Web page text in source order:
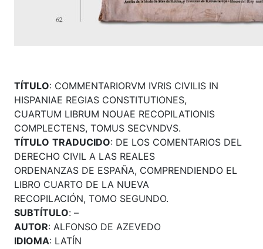
TÍTULO: COMMENTARIORVM IVRIS CIVILIS IN
HISPANIAE REGIAS CONSTITUTIONES,
CUARTUM LIBRUM NOUAE RECOPILATIONIS
COMPLECTENS, TOMUS SECVNDVS.
TÍTULO TRADUCIDO: DE LOS COMENTARIOS DEL
DERECHO CIVIL A LAS REALES
ORDENANZAS DE ESPAÑA, COMPRENDIENDO EL
LIBRO CUARTO DE LA NUEVA
RECOPILACIÓN, TOMO SEGUNDO.
SUBTÍTULO: –
AUTOR: ALFONSO DE AZEVEDO
IDIOMA: LATÍN